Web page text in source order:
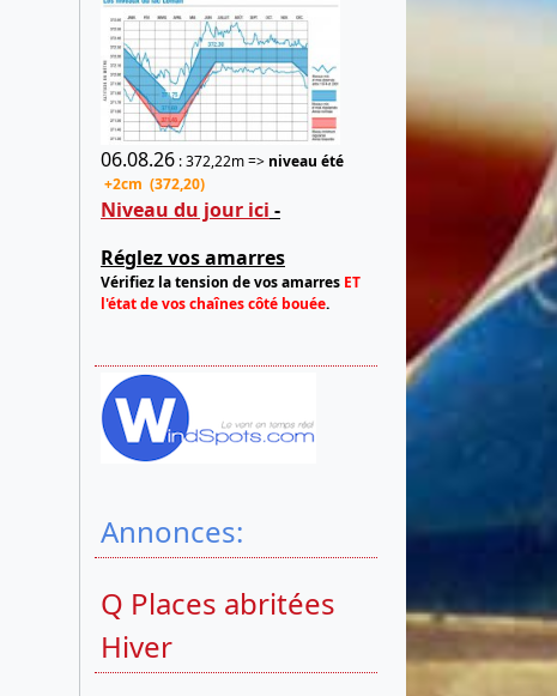
06.08.26 : 372,22m => niveau été
+2cm (372,20)
Niveau du jour ici -
Réglez vos amarres
Vérifiez la tension de vos amarres ET
l'état de vos chaînes côté bouée.
Annonces:
Q Places abritées
Hiver